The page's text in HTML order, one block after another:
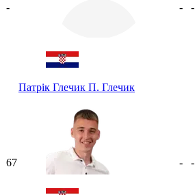
-
Патрік Глечик П. Глечик
- -
67 - -